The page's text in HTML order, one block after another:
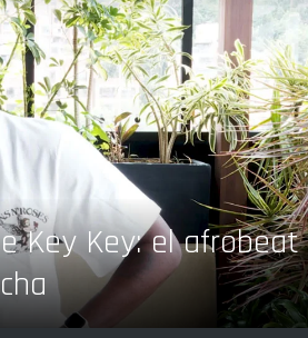
Key Key: el afrobeat